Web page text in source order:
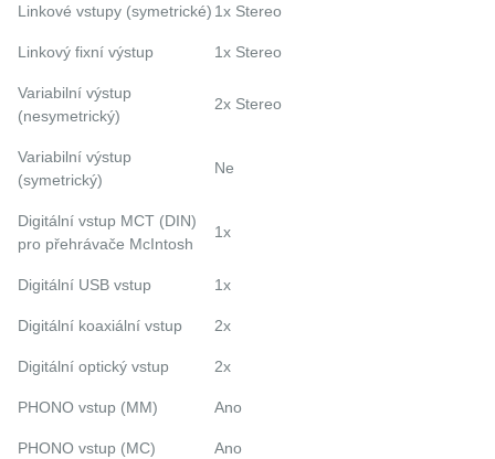
Linkové vstupy (symetrické) 1x Stereo
Linkový fixní výstup 1x Stereo
Variabilní výstup
(nesymetrický)
2x Stereo
Variabilní výstup
(symetrický)
Ne
Digitální vstup MCT (DIN)
pro přehrávače McIntosh
1x
Digitální USB vstup 1x
Digitální koaxiální vstup 2x
Digitální optický vstup 2x
PHONO vstup (MM) Ano
PHONO vstup (MC) Ano